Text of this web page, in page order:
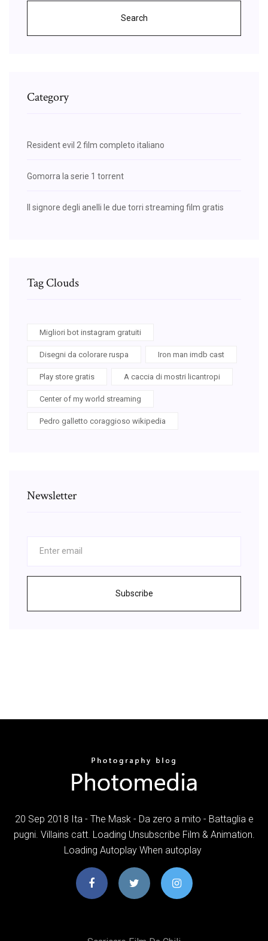
Search
Category
Resident evil 2 film completo italiano
Gomorra la serie 1 torrent
Il signore degli anelli le due torri streaming film gratis
Tag Clouds
Migliori bot instagram gratuiti
Disegni da colorare ruspa Iron man imdb cast
Play store gratis A caccia di mostri licantropi
Center of my world streaming
Pedro galletto coraggioso wikipedia
Newsletter
Subscribe
20 Sep 2018 Ita - The Mask - Da zero a mito - Battaglia e
pugni. Villains catt. Loading Unsubscribe Film & Animation.
Loading Autoplay When autoplay